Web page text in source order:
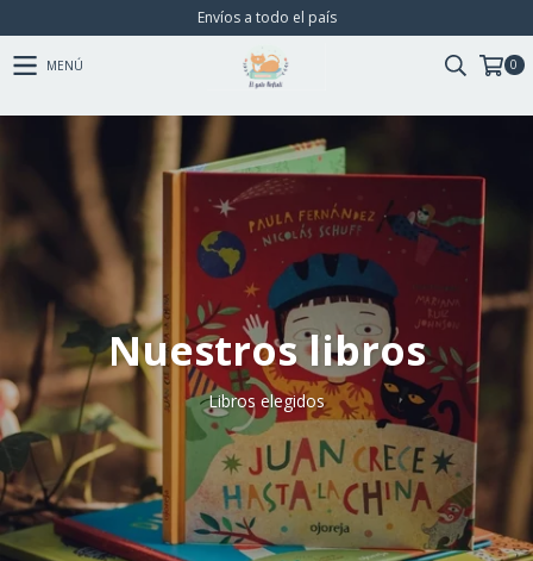
Envíos a todo el país
MENÚ 0
Nuestros libros
Libros elegidos